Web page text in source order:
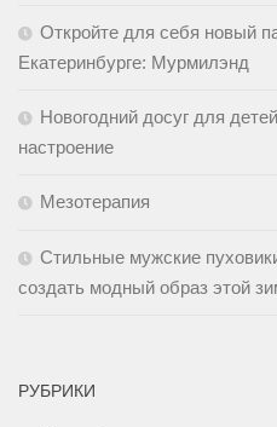
Откройте для себя новый
Екатеринбурге: Мурмилэнд
Новогодний досуг для
настроение
Мезотерапия
Стильные мужские
создать модный образ этой
РУБРИКИ